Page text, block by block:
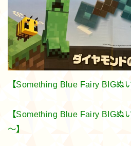
【Something Blue Fairy BIGぬ
【Something Blue Fairy BIGぬ
～】